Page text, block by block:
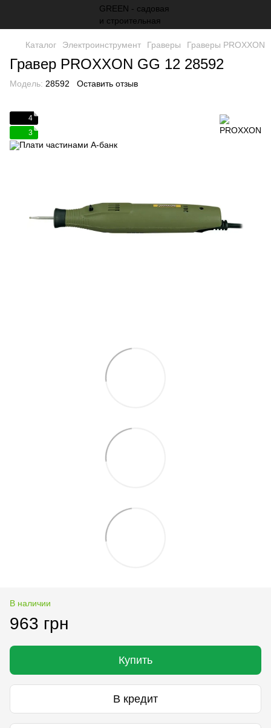
Каталог Электроинструмент Граверы Граверы PROXXON
Гравер PROXXON GG 12 28592
Модель: 28592 Оставить отзыв
4
3
В наличии
963 грн
Купить
В кредит